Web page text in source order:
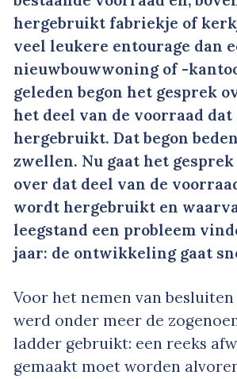
hergebruikt fabriekje of
veel leukere entourage dan
nieuwbouwwoning of -
geleden begon het gesprek
het deel van de voorraad
hergebruikt. Dat begon
zwellen. Nu gaat het
over dat deel van de
wordt hergebruikt en
leegstand een probleem
jaar: de ontwikkeling gaat
Voor het nemen van
werd onder meer de
ladder gebruikt: een reeks
gemaakt moet worden